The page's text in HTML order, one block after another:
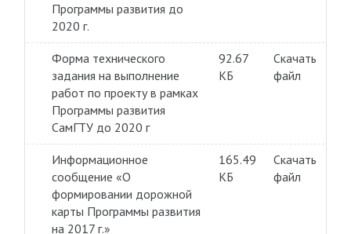
Программы развития до
2020 г.
Форма технического
задания на выполнение
работ по проекту в рамках
Программы развития
СамГТУ до 2020 г
92.67
КБ
Скачать
файл
Информационное
сообщение «О
формировании дорожной
карты Программы развития
на 2017 г.»
165.49
КБ
Скачать
файл